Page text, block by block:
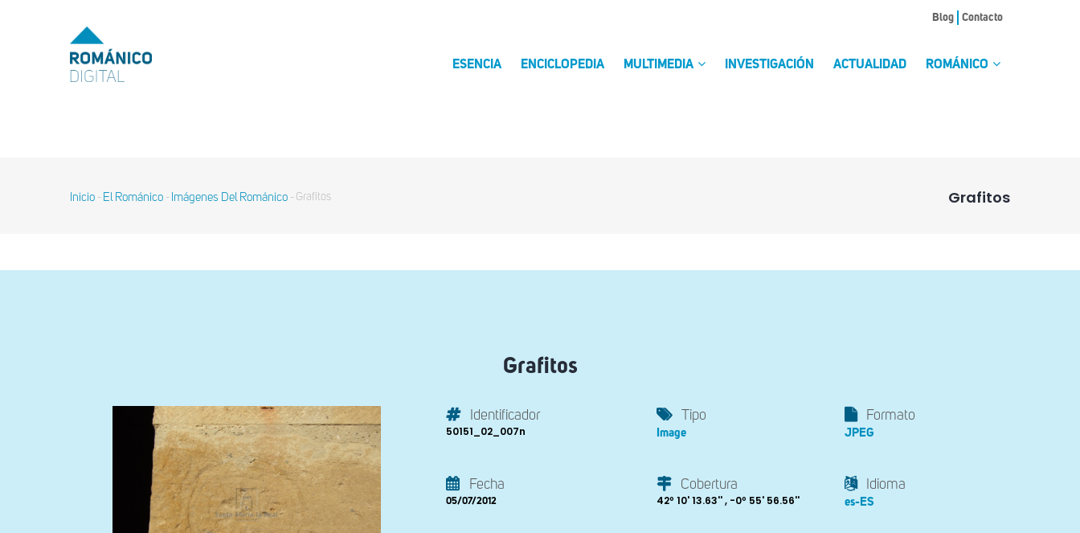
MENU
TOP
Blog Contacto
ESENCIA ENCICLOPEDIA MULTIMEDIA INVESTIGACIÓN ACTUALIDAD ROMÁNICO
Grafitos
Sobrescribir
Inicio - El Románico - Imágenes Del Románico - Grafitos
Grafitos
Identificador
50151_02_007n
Tipo
Image
Formato
JPEG
Fecha
05/07/2012
Cobertura
42º 10' 13.63'' , -0º 55' 56.56''
Idioma
es-ES